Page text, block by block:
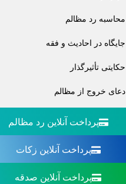
محاسبه رد مظالم
جایگاه در احادیث و فقه
حکایتی تأثیرگذار
دعای خروج از مظالم
پرداخت آنلاین رد مظالم
پرداخت آنلاین زکات
پرداخت آنلاین صدقه